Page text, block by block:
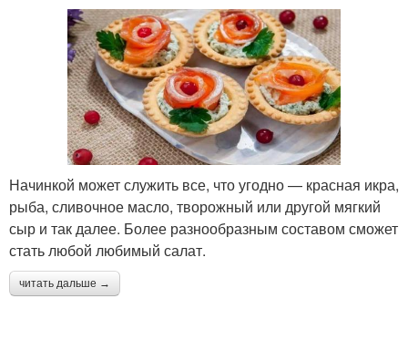
Начинкой может служить все, что угодно — красная икра,
рыба, сливочное масло, творожный или другой мягкий
сыр и так далее. Более разнообразным составом сможет
стать любой любимый салат.
читать дальше →